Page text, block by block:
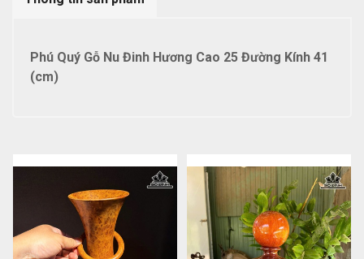
Phú Quý Gỗ Nu Đinh Hương Cao 25 Đường Kính 41
(cm)